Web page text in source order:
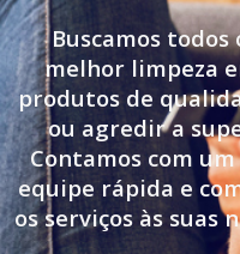
Buscamos todos
melhor limpeza
produtos de
ou agredir a
Contamos com
equipe rápida e
os serviços às suas